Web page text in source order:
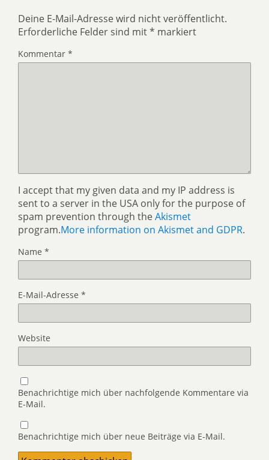
Deine E-Mail-Adresse wird nicht veröffentlicht.
Erforderliche Felder sind mit* markiert
Kommentar *
I accept that my given data and my IP address is
sent to a server in the USA only for the purpose of
spam prevention through theAkismet
program.More information on Akismet and GDPR.
Name *
E-Mail-Adresse *
Website
Benachrichtige mich über nachfolgende Kommentare via
E-Mail.
Benachrichtige mich über neue Beiträge via E-Mail.